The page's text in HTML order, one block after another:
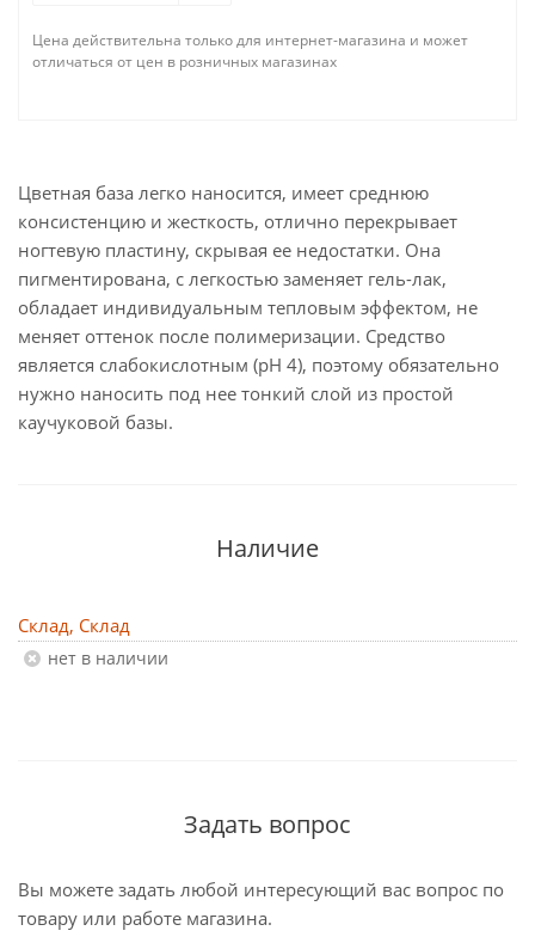
Цена действительна только для интернет-магазина и может
отличаться от цен в розничных магазинах
Цветная база легко наносится, имеет среднюю
консистенцию и жесткость, отлично перекрывает
ногтевую пластину, скрывая ее недостатки. Она
пигментирована, с легкостью заменяет гель-лак,
обладает индивидуальным тепловым эффектом, не
меняет оттенок после полимеризации. Средство
является слабокислотным (pH 4), поэтому обязательно
нужно наносить под нее тонкий слой из простой
каучуковой базы.
Наличие
Склад, Склад
Нет в наличии
Задать вопрос
Вы можете задать любой интересующий вас вопрос по
товару или работе магазина.